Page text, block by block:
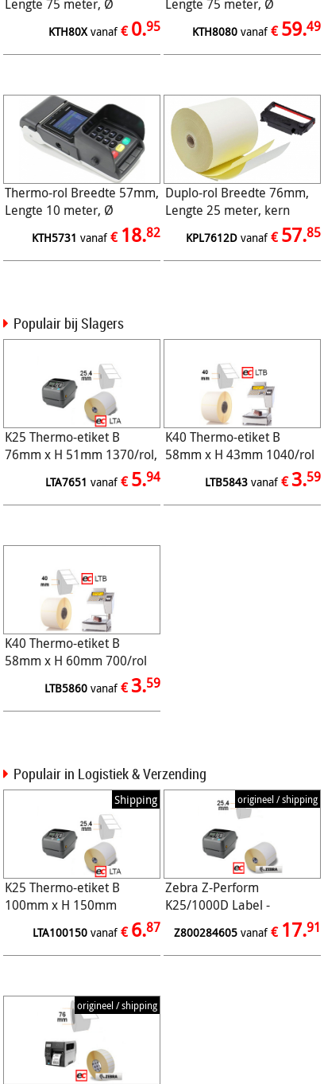
Lengte 75 meter, Ø
KTH80Xvanaf €0.95
Lengte 75 meter, Ø
75/12mm, 48gr (50/ds)
KTH8080 vanaf €59.49
Thermo-rol Breedte 57mm,
Lengte 10 meter, Ø
30/8mm, 48gr (50/ds)
KTH5731 vanaf € 18.82
Duplo-rol Breedte 76mm,
Lengte 25 meter, kern
12mm, 2voud wit/geel
KPL7612D vanaf €57.85
Populair bij Slagers
K25 Thermo-etiket B
76mm x H 51mm 1370/rol,
LTA7651 vanaf €5.94
K40 Thermo-etiket B
58mm x H 43mm 1040/rol
LTB5843 vanaf €3.59
K40 Thermo-etiket B
58mm x H 60mm 700/rol
LTB5860 vanaf €3.59
Populair in Logistiek & Verzending
Shipping
K25 Thermo-etiket B
100mm x H 150mm
300/rol, eco, permanent,
perforatie
LTA100150 vanaf €6.87
origineel / shipping
Zebra Z-Perform
K25/1000D Label -
101.6mm x 152.4mm -
475/Rol
Z800284605 vanaf € 17.91
origineel / shipping